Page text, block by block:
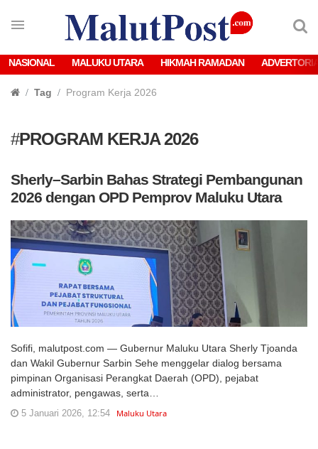
NASIONAL MALUKU UTARA HIKMAH RAMADAN
Tag Program Kerja 2026
#PROGRAM KERJA 2026
Sherly–Sarbin Bahas Strategi Pembangunan
2026 dengan OPD Pemprov Maluku Utara
Sofifi, malutpost.com — Gubernur Maluku Utara Sherly Tjoanda
dan Wakil Gubernur Sarbin Sehe menggelar dialog bersama
pimpinan Organisasi Perangkat Daerah (OPD), pejabat
administrator, pengawas, serta…
5 Januari 2026, 12:54 Maluku Utara